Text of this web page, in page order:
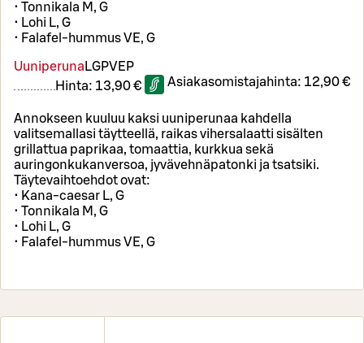
• Tonnikala M, G
• Lohi L, G
• Falafel-hummus VE, G
Uuniperuna LGPVEP
Hinta: 13,90 € Asiakasomistajahinta: 12,90 €
Annokseen kuuluu kaksi uuniperunaa kahdella
valitsemallasi täytteellä, raikas vihersalaatti sisälten
grillattua paprikaa, tomaattia, kurkkua sekä
auringonkukanversoa, jyvävehnäpatonki ja tsatsiki.
Täytevaihtoehdot ovat:
• Kana-caesar L, G
• Tonnikala M, G
• Lohi L, G
• Falafel-hummus VE, G